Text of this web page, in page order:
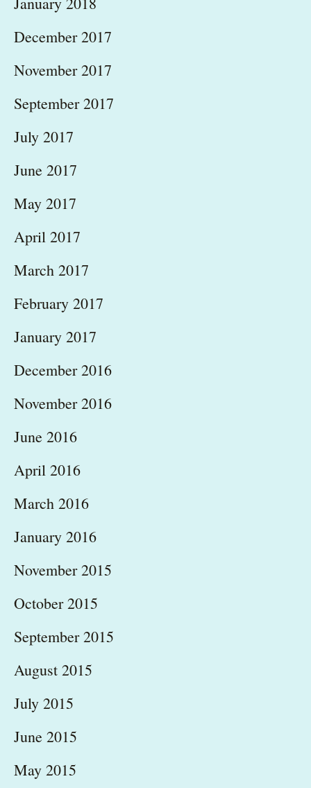
December 2017
November 2017
September 2017
July 2017
June 2017
May 2017
April 2017
March 2017
February 2017
January 2017
December 2016
November 2016
June 2016
April 2016
March 2016
January 2016
November 2015
October 2015
September 2015
August 2015
July 2015
June 2015
May 2015